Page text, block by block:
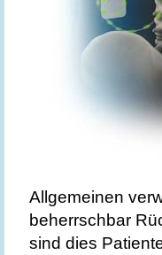
Allgemeinen
beherrschbar
sind dies